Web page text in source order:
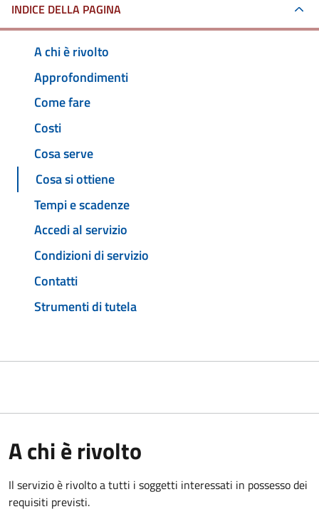
INDICE DELLA PAGINA
A chi è rivolto
Approfondimenti
Come fare
Costi
Cosa serve
Cosa si ottiene
Tempi e scadenze
Accedi al servizio
Condizioni di servizio
Contatti
Strumenti di tutela
A chi è rivolto
Il servizio è rivolto a tutti i soggetti interessati in possesso dei
requisiti previsti.